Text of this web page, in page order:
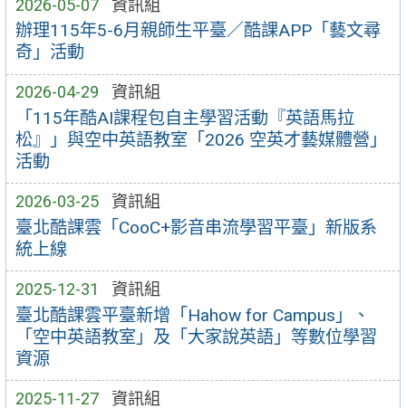
2026-05-07 資訊組
辦理115年5-6月親師生平臺／酷課APP「藝文尋
奇」活動
2026-04-29 資訊組
「115年酷AI課程包自主學習活動『英語馬拉
松』」與空中英語教室「2026 空英才藝媒體營」
活動
2026-03-25 資訊組
臺北酷課雲「CooC+影音串流學習平臺」新版系
統上線
2025-12-31 資訊組
臺北酷課雲平臺新增「Hahow for Campus」、
「空中英語教室」及「大家說英語」等數位學習
資源
2025-11-27 資訊組